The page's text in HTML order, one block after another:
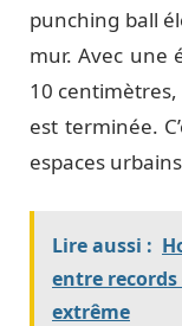
punching ball
mur. Avec une
10
est terminée.
espaces
Lire aussi :
entre
extrême